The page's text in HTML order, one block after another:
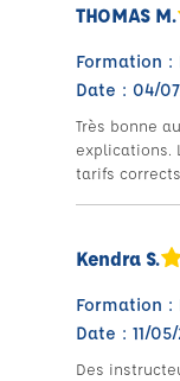
THOMAS M.
Formation :
Date : 04/
Très bonne
explications.
tarifs
Kendra S.
Formation :
Date : 11/
Des